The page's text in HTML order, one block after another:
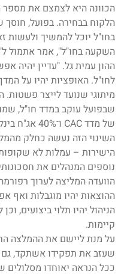
הכוונה היא לצמצם את
הלקוח בבחירה. בפועל,
בחו"ל יוכל להמשיך ולעשות
השקעה בחו"ל", אמר אתמול
ההון עמית גל. "עדיין יהיה
לחו"ל. האופציות יהיו על
מיתוגי שנועד לייצר
של מדד CAC ו־40% אג"ח בינלאומי? כן, הוא יוכל".
השינוי הזה נעשה כחלק
הישירות – עמלות לא
נוספים המנהלים את
הוועדה המליצה לערוך
ההוצאות יהיו מוגבלות ואף
הניהול יהיו תלוי ביצועים,
קיימות.
על מנת ליישם את ההמלצה
שעזב את תפקידו אשתקד, גם
ככל הנראה יאוחדו